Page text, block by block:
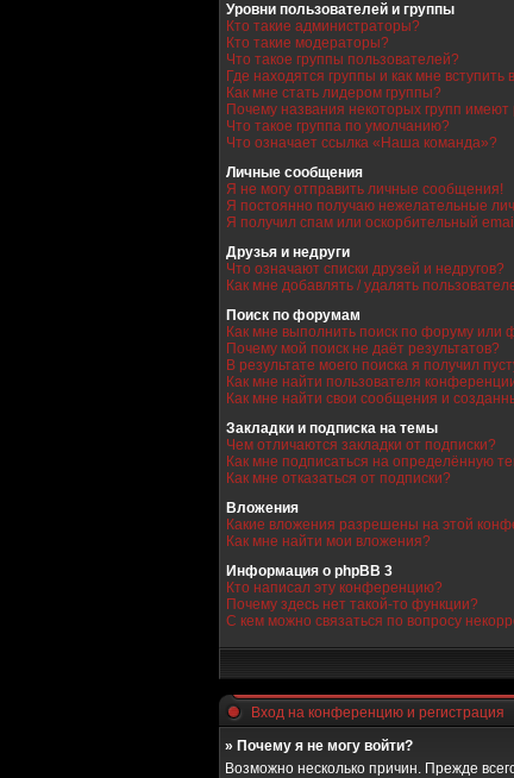
Уровни пользователей и группы
Кто такие администраторы?
Кто такие модераторы?
Что такое группы пользователей?
Где находятся группы и как мне вступить
Как мне стать лидером группы?
Почему названия некоторых групп
Что такое группа по умолчанию?
Что означает ссылка «Наша команда»?
Личные сообщения
Я не могу отправить личные сообщения!
Я постоянно получаю нежелательные
Я получил спам или оскорбительный
Друзья и недруги
Что означают списки друзей и недругов?
Как мне добавлять / удалять
Поиск по форумам
Как мне выполнить поиск по форуму или
Почему мой поиск не даёт результатов?
В результате моего поиска я получил
Как мне найти пользователя
Как мне найти свои сообщения и
Закладки и подписка на темы
Чем отличаются закладки от подписки?
Как мне подписаться на определённую
Как мне отказаться от подписки?
Вложения
Какие вложения разрешены на этой
Как мне найти мои вложения?
Информация о phpBB 3
Кто написал эту конференцию?
Почему здесь нет такой-то функции?
С кем можно связаться по вопросу
Вход на конференцию и регистрация
» Почему я не могу войти?
Возможно несколько причин. Прежде